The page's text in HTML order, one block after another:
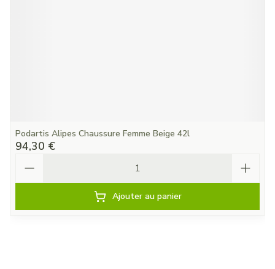
Podartis Alipes Chaussure Femme Beige 42l
94,30 €
Ajouter au panier